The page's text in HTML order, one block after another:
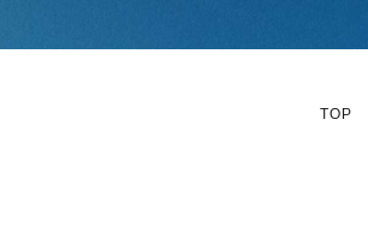
TOP